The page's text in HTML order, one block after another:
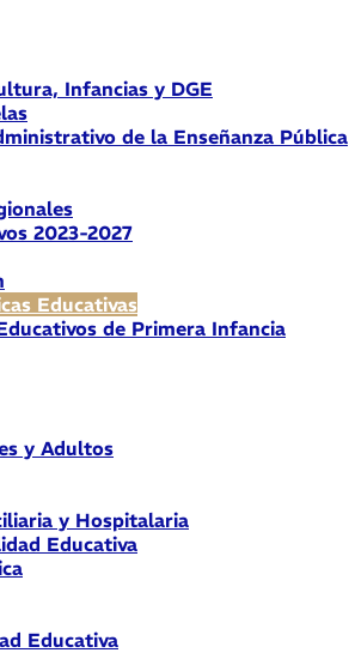
Infancias y DGE
de la Enseñanza Pública
2023-2027
Educativas
de Primera Infancia
y Adultos
y Hospitalaria
Educativa
Educativa